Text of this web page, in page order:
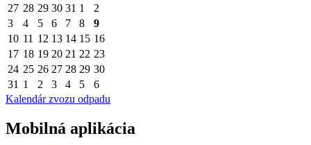
27 28 29 30 31 1
2
3
4 5 6 7 8
9
10 11 12 13 14 15 16
17 18 19 20 21 22 23
24 25 26 27 28 29 30
31 1 2 3 4 5
6
Kalendár zvozu odpadu
Mobilná aplikácia